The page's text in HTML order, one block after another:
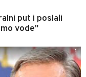
put i poslali
vode"
1